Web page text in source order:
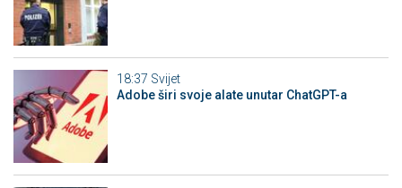
18:37 Svijet
Adobe širi svoje alate unutar ChatGPT-a